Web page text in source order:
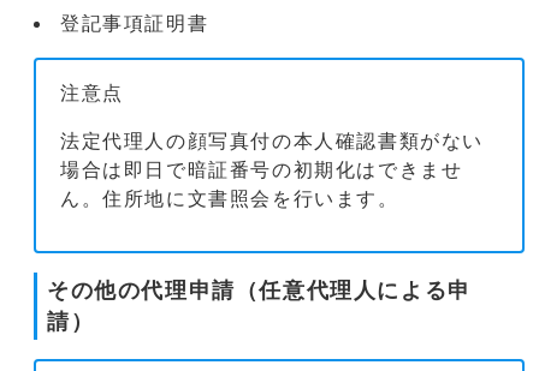
登記事項証明書
注意点
法定代理人の顔写真付の本人確認書類がない
場合は即日で暗証番号の初期化はできませ
ん。住所地に文書照会を行います。
その他の代理申請（任意代理人による申
請）